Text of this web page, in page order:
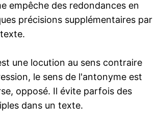
empêche des redondances en
précisions supplémentaires par
une locution au sens contraire
le sens de l'antonyme est
opposé. Il évite parfois des
dans un texte.